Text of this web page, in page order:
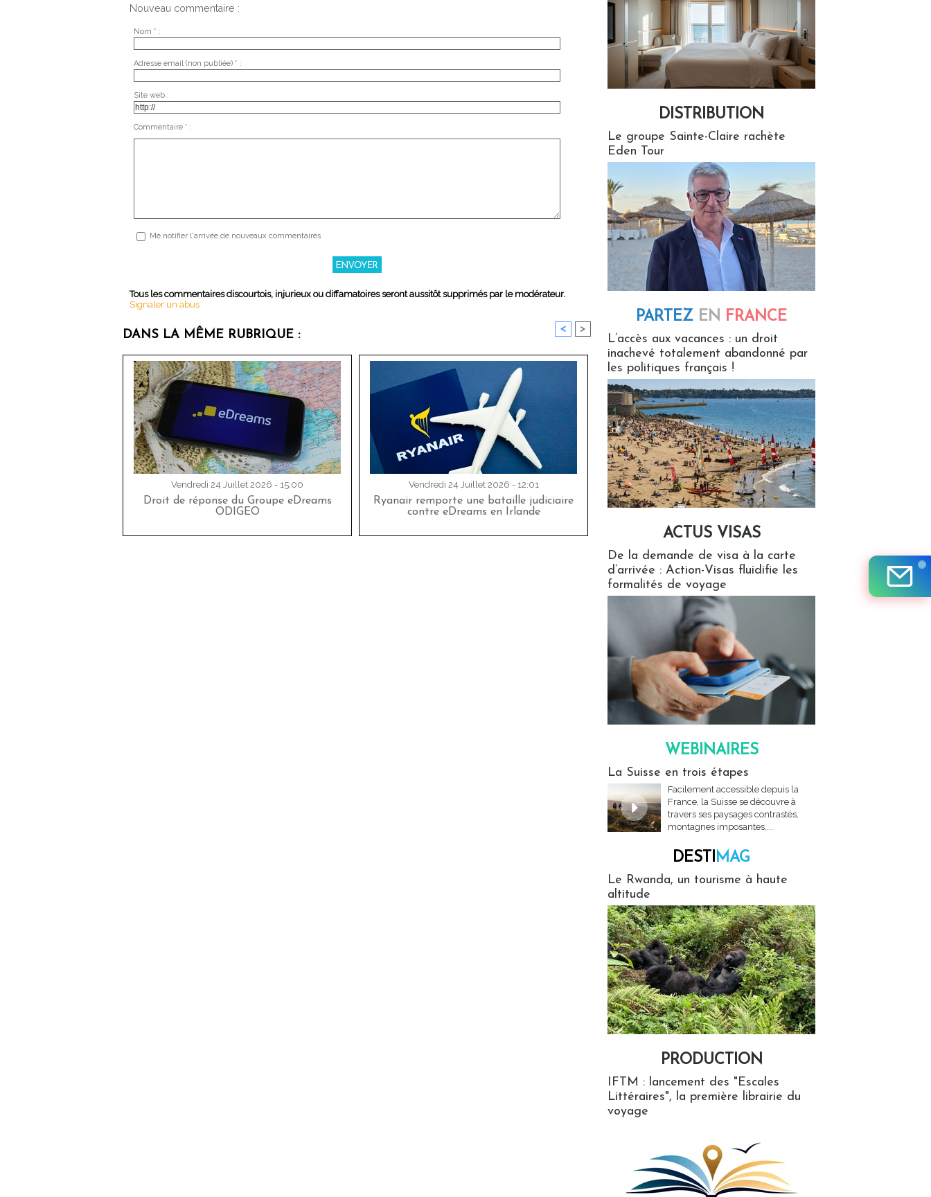
Nouveau commentaire :
Nom * :
Adresse email (non publiée) * :
Site web :
Commentaire * :
Me notifier l'arrivée de nouveaux commentaires
Tous les commentaires discourtois, injurieux ou diffamatoires seront aussitôt supprimés par le modérateur.
Signaler un abus
DANS LA MÊME RUBRIQUE : < >
Vendredi 24 Juillet 2026 - 15:00
Droit de réponse du Groupe eDreams
ODIGEO
Vendredi 24 Juillet 2026 - 12:01
Ryanair remporte une bataille judiciaire
contre eDreams en Irlande
DISTRIBUTION
Le groupe Sainte-Claire rachète
Eden Tour
PARTEZ EN FRANCE
L’accès aux vacances : un droit
inachevé totalement abandonné par
les politiques français !
ACTUS VISAS
De la demande de visa à la carte
d’arrivée : Action-Visas fluidifie les
formalités de voyage
WEBINAIRES
La Suisse en trois étapes
Facilement accessible depuis la
France, la Suisse se découvre à
travers ses paysages contrastés,
montagnes imposantes,...
DESTIMAG
Le Rwanda, un tourisme à haute
altitude
PRODUCTION
IFTM : lancement des "Escales
Littéraires", la première librairie du
voyage